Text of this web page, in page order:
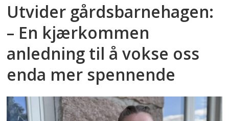
Utvider gårdsbarnehagen:
– En kjærkommen
anledning til å vokse oss
enda mer spennende